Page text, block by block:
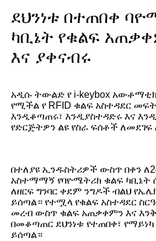
ደህንነቱ በተጠበቀ
ካቢኔት የቁልፍ
እና ያቀናብሩ
አዲሱ ትውልድ የ i-keybox
የሚችል የ RFID ቁልፍ አስተዳደር
እንዲቆጣጠሩ፣ እንዲያስተዳድሩ እና
የድርጅትዎን ልዩ የስራ ፍሰቶች
በተለያዩ ኢንዱስትሪዎች ውስጥ በቀን
አስተማማኝ የባዮሜትሪክ ቁልፍ ካቢኔት
ለዘርፍ ግንባር ቀደም ንግዶች ብልህ
ይሰጣል። የተሟላ የቁልፍ አስተዳደር
መረብ ውስጥ ቁልፍ አጠቃቀምን እና
በመቆጣጠር ደህንነቱ የተጠበቀ፣
ይሰጣል።